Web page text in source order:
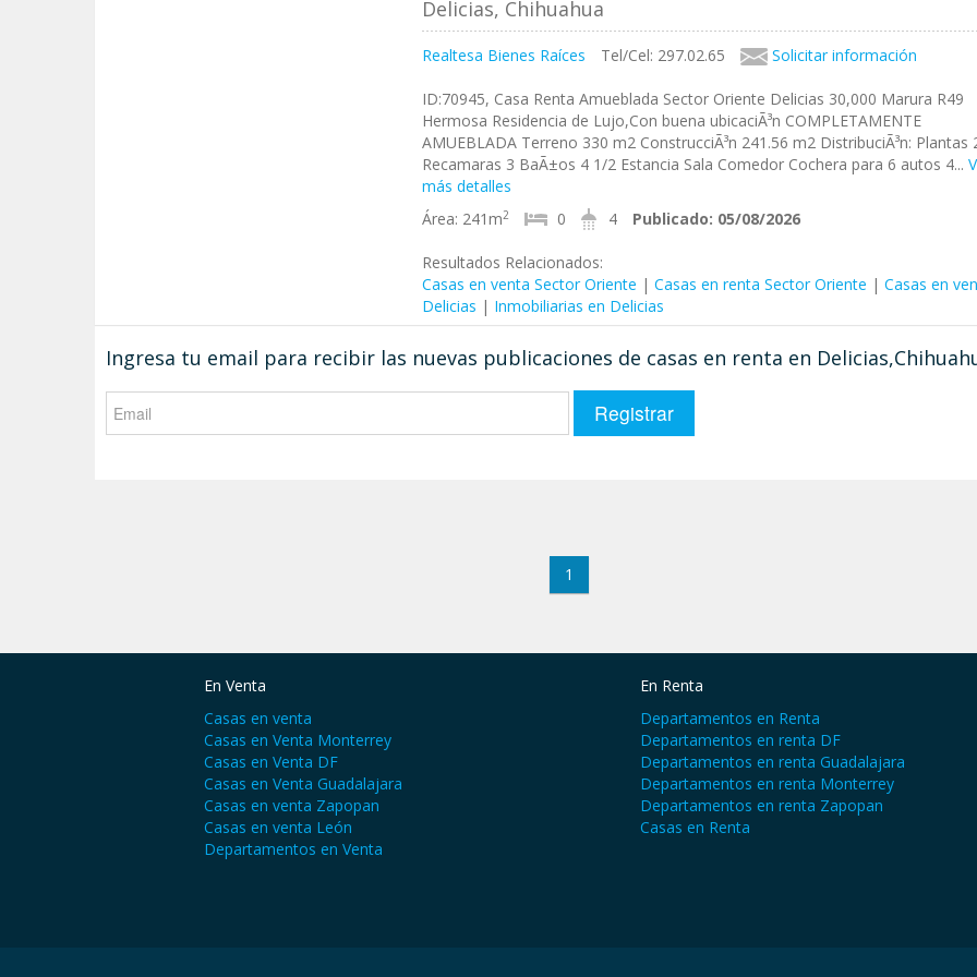
Delicias, Chihuahua
Realtesa Bienes Raíces Tel/Cel: 297.02.65 Solicitar información
ID:70945, Casa Renta Amueblada Sector Oriente Delicias 30,000 Marura R49
Hermosa Residencia de Lujo,Con buena ubicaciÃ³n COMPLETAMENTE
AMUEBLADA Terreno 330 m2 ConstrucciÃ³n 241.56 m2 DistribuciÃ³n: Plantas
Recamaras 3 BaÃ±os 4 1/2 Estancia Sala Comedor Cochera para 6 autos 4...
más detalles
Área: 241m2 0 4 Publicado: 05/08/2026
Resultados Relacionados:
Casas en venta Sector Oriente | Casas en renta Sector Oriente | Casas en
Delicias | Inmobiliarias en Delicias
Ingresa tu email para recibir las nuevas publicaciones de casas en renta en
1
En Venta
Casas en venta
Casas en Venta Monterrey
Casas en Venta DF
Casas en Venta Guadalajara
Casas en venta Zapopan
Casas en venta León
Departamentos en Venta
En Renta
Departamentos en Renta
Departamentos en renta DF
Departamentos en renta Guadalajara
Departamentos en renta Monterrey
Departamentos en renta Zapopan
Casas en Renta